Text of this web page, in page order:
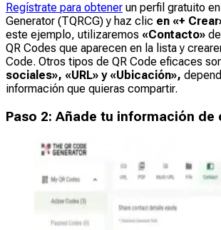
Regístrate para obtener un perfil gratuito
Generator (TQRCG) y haz clic en «+
este ejemplo, utilizaremos «Contacto»
QR Codes que aparecen en la lista y
Code. Otros tipos de QR Code eficaces
sociales», «URL» y «Ubicación»,
información que quieras compartir.
Paso 2: Añade tu información de